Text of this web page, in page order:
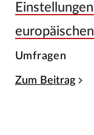
Umfragen
Zum Beitrag